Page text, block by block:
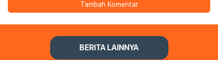
Tambah Komentar
BERITA LAINNYA